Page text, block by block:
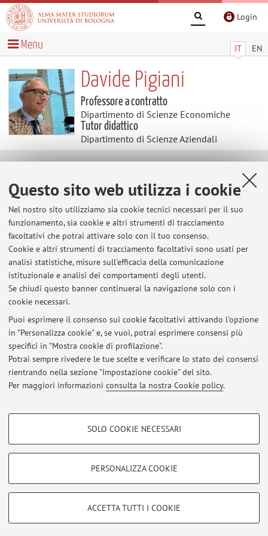
Questo sito web utilizza i cookie
Nel nostro sito utilizziamo sia cookie tecnici necessari per il suo
funzionamento, sia cookie e altri strumenti di tracciamento
facoltativi che potrai attivare solo con il tuo consenso.
Cookie e altri strumenti di tracciamento facoltativi sono usati per
analisi statistiche, misure sull'efficacia della comunicazione
istituzionale e analisi dei comportamenti degli utenti.
Se chiudi questo banner continuerai la navigazione solo con i
cookie necessari.
Puoi esprimere il consenso sui cookie facoltativi attivando l'opzione
in "Personalizza cookie" e, se vuoi, potrai esprimere consensi più
specifici in "Mostra cookie di profilazione".
Potrai sempre rivedere le tue scelte e verificare lo stato dei consensi
rientrando nella sezione "Impostazione cookie" del sito.
Per maggiori informazioni consulta la nostra Cookie policy.
COOKIE DI PROFILAZIONE - FACOLTATIVI
COOKIE TECNICI - NECESSARI
Si tratta di cookie tecnici utilizzati, a titolo esemplificativo, per il corretto
SOLO COOKIE NECESSARI
PERSONALIZZA COOKIE
ACCETTA TUTTI I COOKIE
Login
IT EN
Menu
Davide Pigiani
Professore a contratto
Dipartimento di Scienze Economiche
Tutor didattico
Dipartimento di Scienze Aziendali
Insegnamenti Appelli d'esame
Tesi
Appelli d'esame
Al momento non risultano pubblicati appelli d’esame.
Ultimi avvisi
ricevimento studenti
Pubblicato il: 28 giugno 2010
Area riservata
Accedi tramiteloginper gestire tutti i contenuti del sito.
Zamboni, 33 - 40126 Bologna - Partita IVA: 01131710376